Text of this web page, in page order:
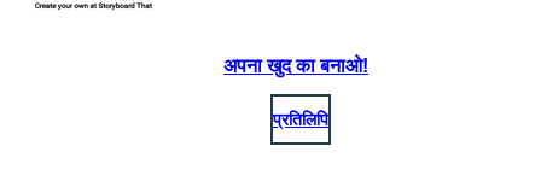
अपना खुद का बनाओ!
प्रतिलिपि